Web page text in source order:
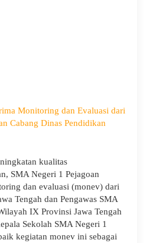
Monitoring dan Evaluasi dari
Cabang Dinas Pendidikan
kualitas
SMA Negeri 1 Pejagoan
dan evaluasi (monev) dari
Tengah dan Pengawas SMA
IX Provinsi Jawa Tengah
Sekolah SMA Negeri 1
kegiatan monev ini sebagai